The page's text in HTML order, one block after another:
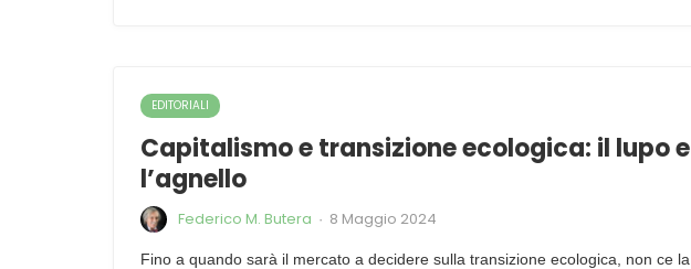
EDITORIALI
Capitalismo e transizione ecologica: il lupo e
l’agnello
Federico M. Butera · 8 Maggio 2024
Fino a quando sarà il mercato a decidere sulla transizione ecologica, non ce la